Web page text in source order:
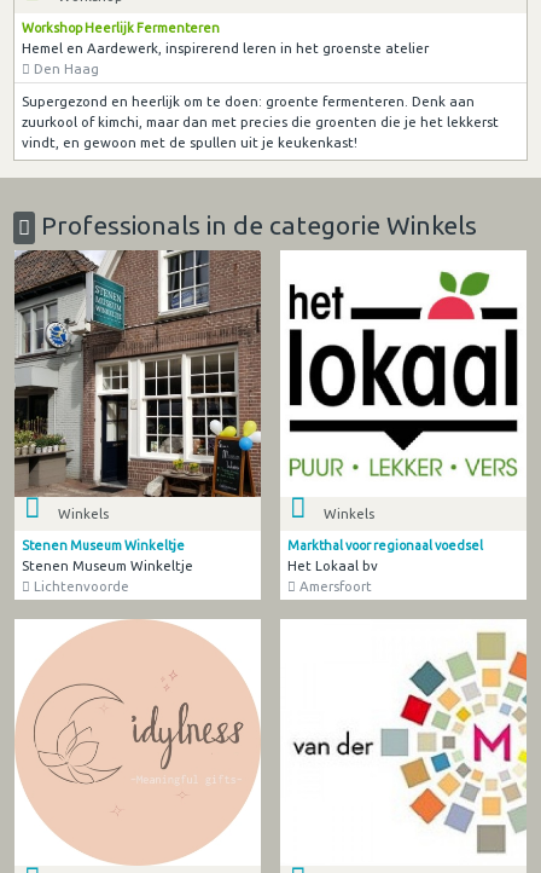
Workshop Heerlijk Fermenteren
Hemel en Aardewerk, inspirerend leren in het groenste atelier
Den Haag
Supergezond en heerlijk om te doen: groente fermenteren. Denk aan
zuurkool of kimchi, maar dan met precies die groenten die je het lekkerst
vindt, en gewoon met de spullen uit je keukenkast!
Professionals in de categorie Winkels
Winkels
Stenen Museum Winkeltje
Stenen Museum Winkeltje
Lichtenvoorde
Winkels
Markthal voor regionaal voedsel
Het Lokaal bv
Amersfoort